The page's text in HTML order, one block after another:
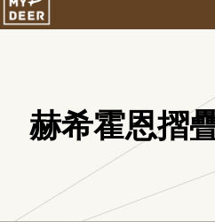
赫希霍恩摺